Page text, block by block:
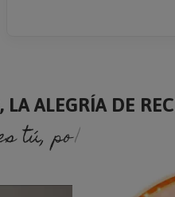
ALEGRÍA DE
soy yo.